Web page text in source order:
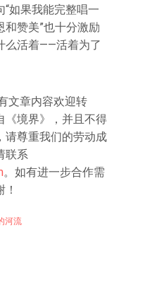
如果我能完整唱一
赞美”也十分激励
么活着——活着为了
文章内容欢迎转
《境界》，并且不得
请尊重我们的劳动成
联系
。如有进一步合作需
河流